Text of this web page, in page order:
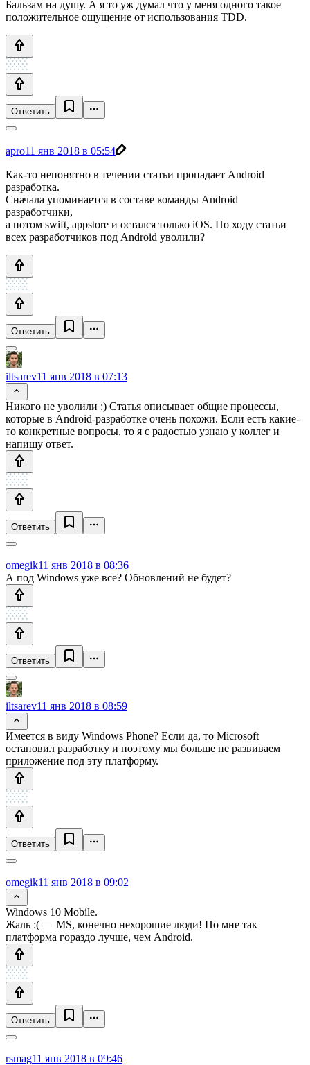
Бальзам на душу. А я то уж думал что у меня одного такое
положительное ощущение от использования TDD.
Ответить
apro11 янв 2018 в 05:54
Как-то непонятно в течении статьи пропадает Android
разработка.
Сначала упоминается в составе команды Android
разработчики,
а потом swift, appstore и остался только iOS. По ходу статьи
всех разработчиков под Android уволили?
Ответить
iltsarev11 янв 2018 в 07:13
Никого не уволили :) Статья описывает общие процессы,
которые в Android-разработке очень похожи. Если есть какие-
то конкретные вопросы, то я с радостью узнаю у коллег и
напишу ответ.
Ответить
omegik11 янв 2018 в 08:36
А под Windows уже все? Обновлений не будет?
Ответить
iltsarev11 янв 2018 в 08:59
Имеется в виду Windows Phone? Если да, то Microsoft
остановил разработку и поэтому мы больше не развиваем
приложение под эту платформу.
Ответить
omegik11 янв 2018 в 09:02
Windows 10 Mobile.
Жаль :( — MS, конечно нехорошие люди! По мне так
платформа гораздо лучше, чем Android.
Ответить
rsmag11 янв 2018 в 09:46